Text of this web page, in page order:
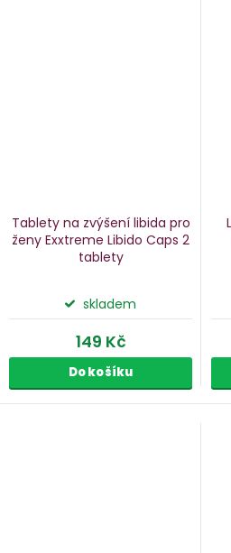
Tablety na zvýšení libida pro
ženy Exxtreme Libido Caps 2
tablety
skladem
149 Kč
Do košíku